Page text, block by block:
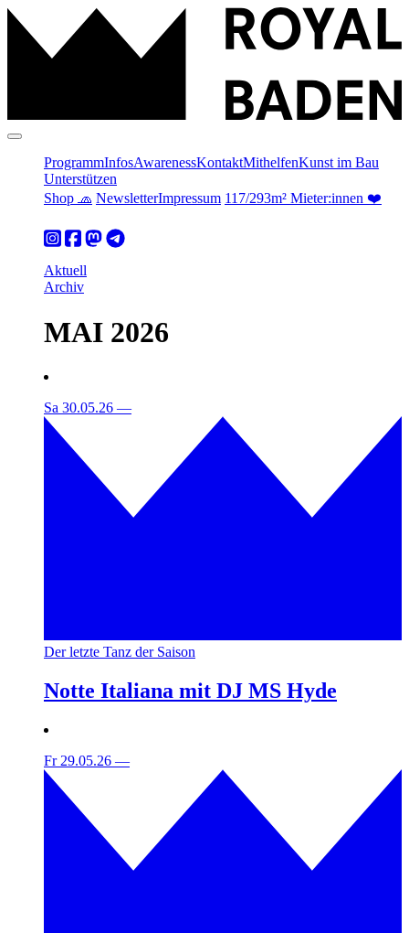
ProgrammInfosAwarenessKontaktMithelfenKunst im Bau
Unterstützen
Shop 🧢 NewsletterImpressum 117/293m² Mieter:innen ❤️
Aktuell
Archiv
MAI 2026
Sa 30.05.26 —
Der letzte Tanz der Saison
Notte Italiana mit DJ MS Hyde
Fr 29.05.26 —